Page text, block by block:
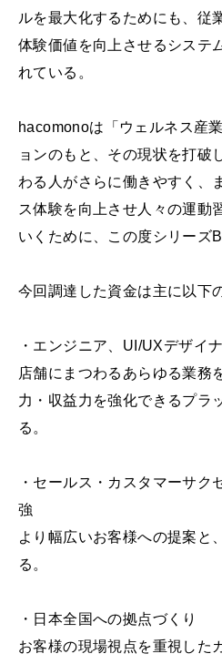
ルを最大化するためにも、従
体験価値を向上させるシステ
れている。
hacomonoは「ウェルネス産
ョンのもと、その現状を打破
わる人がさらに働きやすく、
ス体験を向上させ人々の運動
いくために、この度シリーズ
今回調達した資金は主に以下
・エンジニア、UI/UXデザイ
店舗にまつわるあらゆる業務
力・収益力を強化できるプラ
る。
・セールス・カスタマーサク
強
より幅広いお客様への提案と
る。
・日本全国への拠点づくり
お客様の現場視点を重視した